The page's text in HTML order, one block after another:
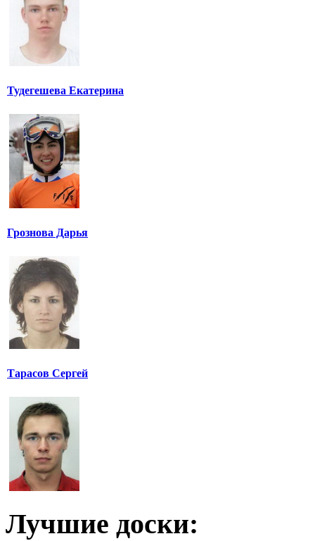
Тудегешева Екатерина
Грознова Дарья
Тарасов Сергей
Лучшие доски: